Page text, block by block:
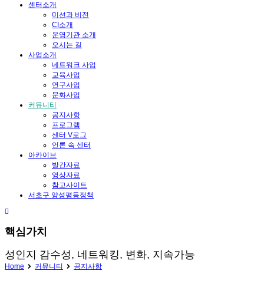
센터소개
미션과 비전
CI소개
운영기관 소개
오시는 길
사업소개
네트워크 사업
교육사업
연구사업
문화사업
커뮤니티
공지사항
프로그램
센터 V로그
언론 속 센터
아카이브
발간자료
영상자료
참고사이트
서초구 양성평등정책
핵심가치
성인지 감수성, 네트워킹, 변화, 지속가능
Home 커뮤니티 공지사항